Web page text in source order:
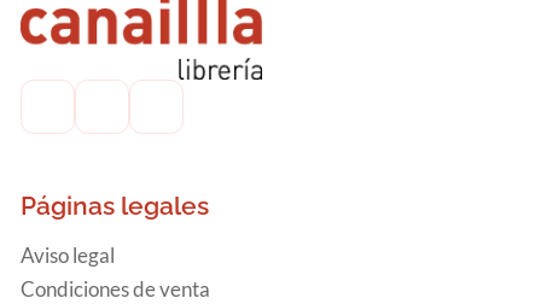
Páginas legales
Aviso legal
Condiciones de venta